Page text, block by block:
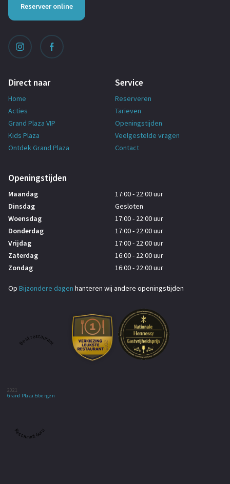
Reserveer online
Direct naar
Home
Acties
Grand Plaza VIP
Kids Plaza
Ontdek Grand Plaza
Service
Reserveren
Tarieven
Openingstijden
Veelgestelde vragen
Contact
Openingstijden
Maandag
Dinsdag
Woensdag
Donderdag
Vrijdag
Zaterdag
Zondag
17:00 - 22:00 uur
Gesloten
17:00 - 22:00 uur
17:00 - 22:00 uur
17:00 - 22:00 uur
16:00 - 22:00 uur
16:00 - 22:00 uur
Op Bijzondere dagen hanteren wij andere openingstijden
Best restaurant
2021
Grand Plaza Eibergen
Restaurant Guru